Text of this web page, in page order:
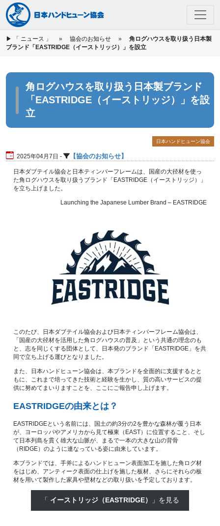
Skip to main content
▶ 「 ニュース 」 » 協会のお知らせ » 角ログハウスを取り扱う日本製
ブランド「EASTRIDGE（イーストリッジ）」を設立
角ログハウスを取り扱う日本製ブランド
「EASTRIDGE（イーストリッジ）」を設
立
日本ハンドヒューン協会
2025年04月7日 - 協会のお知らせ
日本ダブテイル協会と日本ティンバーフレームは、国産の大径材を使っ
た角ログハウスを取り扱うブランド「EASTRIDGE（イーストリッジ）」
を立ち上げました。
Launching the Japanese Lumber Brand – EASTRIDGE
このたび、日本ダブテイル協会および日本ティンバーフレーム協会は、
「国産の大径材を活用した角ログハウスの普及」という共通の理念のも
と、志を同じくする団体として、日本発のブランド「EASTRIDGE」を共
同で立ち上げる運びとなりました。
また、日本ハンドヒューン協会は、本ブランドを全面的に支援するとと
もに、これまで培ってきた技術と経験を生かし、質の高いサービスの提
供に努めてまいりますことを、ここにご報告申し上げます。
EASTRIDGEの由来とは？
EASTRIDGEという名前には、国土の約3分の2を豊かな森林が覆う日本
が、ヨーロッパやアメリカから見て極東（EAST）に位置すること、そし
て日本列島を貫く雄大な山脈が、まるで一本の大きな山の背骨
（RIDGE）のように連なっている姿に由来しています。
本ブランドでは、手斧によるハンドヒューン表面加工を施した角ログ材
をはじめ、アンティーク表面の仕上げを施した板材、さらにそれらの板
材を用いて製作した家具や壁材などの取り扱いを予定しております。
「 イーストリッジ（EASTRIDGE） 」を見る